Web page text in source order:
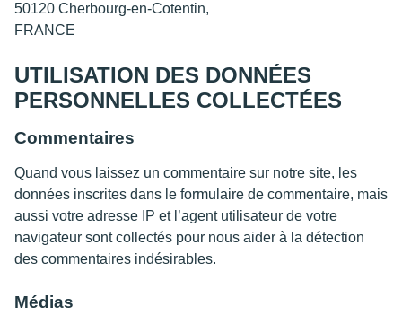
50120 Cherbourg-en-Cotentin,
FRANCE
UTILISATION DES DONNÉES
PERSONNELLES COLLECTÉES
Commentaires
Quand vous laissez un commentaire sur notre site, les
données inscrites dans le formulaire de commentaire, mais
aussi votre adresse IP et l’agent utilisateur de votre
navigateur sont collectés pour nous aider à la détection
des commentaires indésirables.
Médias